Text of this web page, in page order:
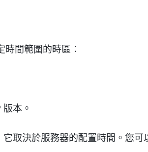
間範圍的時區：
本。
取決於服務器的配置時間。您可